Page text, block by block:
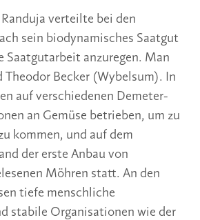
verteilte bei den
sein biodynamisches Saatgut
Saatgutarbeit anzuregen. Man
Theodor Becker (Wybelsum). In
auf verschiedenen Demeter-
an Gemüse betrieben, um zu
kommen, und auf dem
der erste Anbau von
Möhren statt. An den
tiefe menschliche
stabile Organisationen wie der